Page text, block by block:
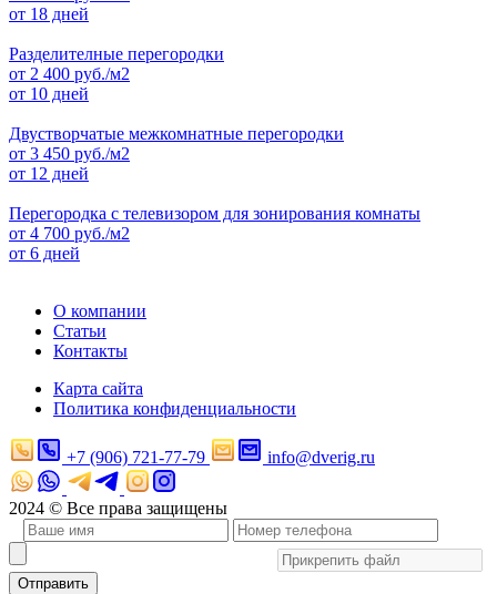
от 18 дней
Разделителные перегородки
от 2 400 руб./м2
от 10 дней
Двустворчатые межкомнатные перегородки
от 3 450 руб./м2
от 12 дней
Перегородка с телевизором для зонирования комнаты
от 4 700 руб./м2
от 6 дней
О компании
Статьи
Контакты
Карта сайта
Политика конфиденциальности
+7 (906) 721-77-79 info@dverig.ru
2024 © Все права защищены
Отправить